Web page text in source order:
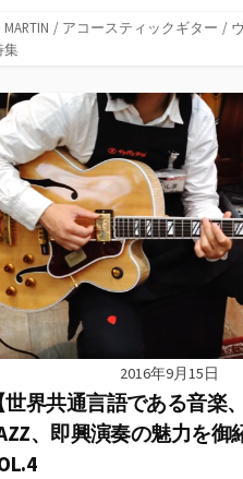
カ
テ
リ
ー
MARTIN / アコースティックギター /
集
2016年9月15日
【世界共通言語である音楽
、即興演奏の魅力を御